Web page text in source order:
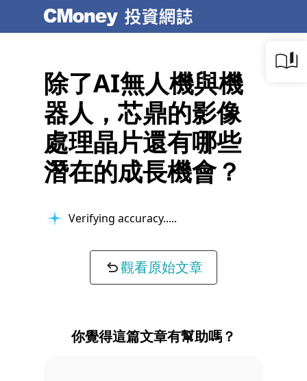
除了AI無人機與機
器人，芯鼎的影像
處理晶片還有哪些
潛在的成長機會？
Ensuring logical consistency...
觀看原始文章
你覺得這篇文章有幫助嗎？